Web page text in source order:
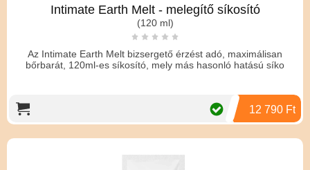
Intimate Earth Melt - melegítő síkosító
(120 ml)
Az Intimate Earth Melt bizsergető érzést adó, maximálisan
bőrbarát, 120ml-es síkosító, mely más hasonló hatású síko
12 790 Ft